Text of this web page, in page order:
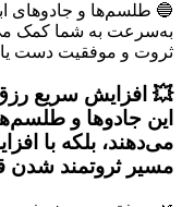
🔵 طلسم‌ها و جادوهای
به‌سرعت به شما کمک
ثروت و موفقیت دست
💥 افزایش سریع
این جادوها و
می‌دهند، بلکه با
مسیر ثروتمند شدن